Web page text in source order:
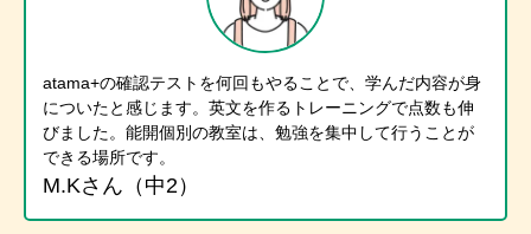
atama+の確認テストを何回もやることで、学んだ内容が身
についたと感じます。英文を作るトレーニングで点数も伸
びました。能開個別の教室は、勉強を集中して行うことが
できる場所です。
M.Kさん（中2）